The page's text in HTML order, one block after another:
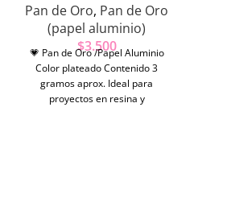
Pan de Oro, Pan de Oro
(papel aluminio)
$3.500
💗 Pan de Oro /Papel Aluminio
Color plateado Contenido 3
gramos aprox. Ideal para
proyectos en resina y